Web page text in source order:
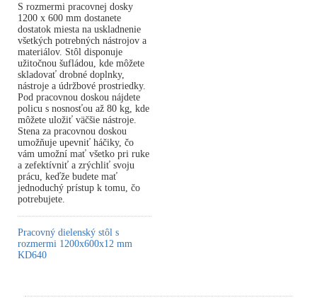
S rozmermi pracovnej dosky
1200 x 600 mm dostanete
dostatok miesta na uskladnenie
všetkých potrebných nástrojov a
materiálov. Stôl disponuje
užitočnou šufládou, kde môžete
skladovať drobné doplnky,
nástroje a údržbové prostriedky.
Pod pracovnou doskou nájdete
policu s nosnosťou až 80 kg, kde
môžete uložiť väčšie nástroje.
Stena za pracovnou doskou
umožňuje upevniť háčiky, čo
vám umožní mať všetko pri ruke
a zefektívniť a zrýchliť svoju
prácu, keďže budete mať
jednoduchý prístup k tomu, čo
potrebujete.
Pracovný dielenský stôl s
rozmermi 1200x600x12 mm
KD640